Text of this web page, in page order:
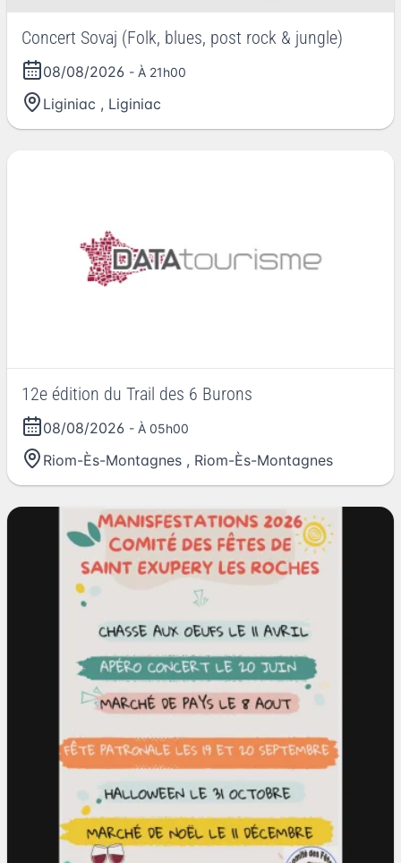
Concert Sovaj (Folk, blues, post rock & jungle)
08/08/2026 - À 21h00
Liginiac , Liginiac
12e édition du Trail des 6 Burons
08/08/2026 - À 05h00
Riom-Ès-Montagnes , Riom-Ès-Montagnes